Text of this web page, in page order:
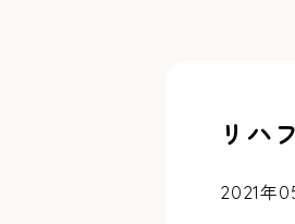
リハ
2021年